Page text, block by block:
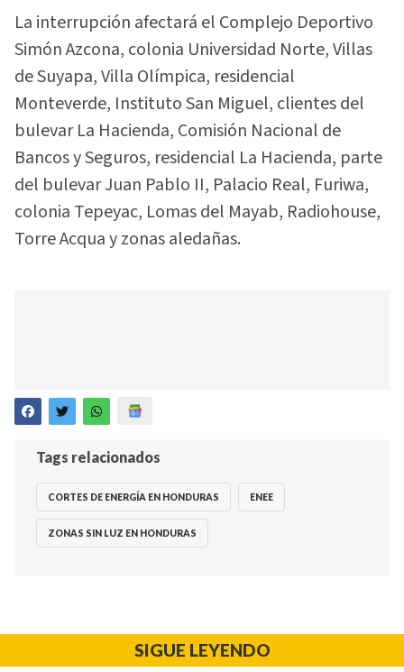
La interrupción afectará el Complejo Deportivo
Simón Azcona, colonia Universidad Norte, Villas
de Suyapa, Villa Olímpica, residencial
Monteverde, Instituto San Miguel, clientes del
bulevar La Hacienda, Comisión Nacional de
Bancos y Seguros, residencial La Hacienda, parte
del bulevar Juan Pablo II, Palacio Real, Furiwa,
colonia Tepeyac, Lomas del Mayab, Radiohouse,
Torre Acqua y zonas aledañas.
Tags relacionados
CORTES DE ENERGÍA EN HONDURAS ENEE
ZONAS SIN LUZ EN HONDURAS
SIGUE LEYENDO